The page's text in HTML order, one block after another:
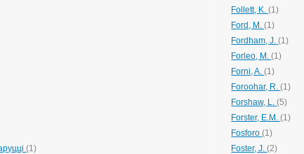
Follett, K.(1)
Ford, M.(1)
Fordham, J.(1)
Forleo, M.(1)
Forni, A.(1)
Foroohar, R.(1)
Forshaw, L.(5)
Forster, E.M.(1)
Fosforo(1)
(1) Foster, J.(2)